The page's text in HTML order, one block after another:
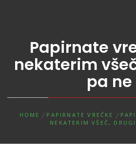
Papirnate
nekaterim
pa ne
HOME PAPIRNATE VREČKE
NEKATERIM VŠEČ,